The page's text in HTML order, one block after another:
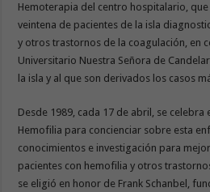
Hemoterapia del centro hospitalario,
veintena de pacientes de la isla
y otros trastornos de la coagulación, en
Universitario Nuestra Señora de
la isla y al que son derivados los casos
Desde 1989, cada 17 de abril, se celebra
Hemofilia para concienciar sobre esta
conocimientos e investigación para
pacientes con hemofilia y otros
se eligió en honor de Frank Schanbel,